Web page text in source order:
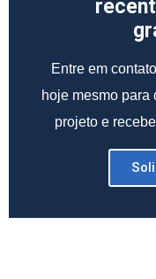
Entre em
hoje mesmo para
projeto e